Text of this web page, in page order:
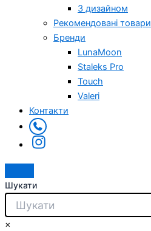
З дизайном
Рекомендовані товари
Бренди
LunaMoon
Staleks Pro
Touch
Valeri
Контакти
Шукати
×